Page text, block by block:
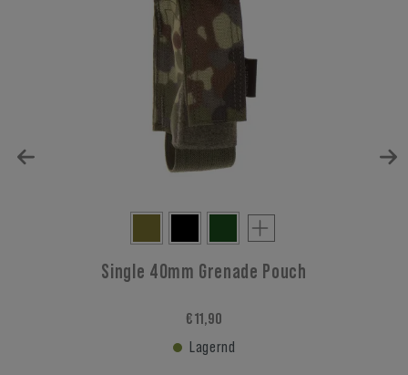
Single 40mm Grenade Pouch
€ 11,90
Lagernd